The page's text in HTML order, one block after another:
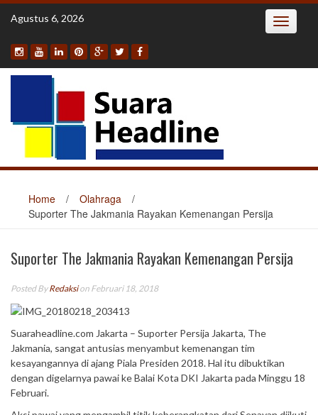
Skip
Agustus 6, 2026 Toggle
Home / Olahraga
/
Suporter The Jakmania Rayakan Kemenangan Persija
Suporter The Jakmania Rayakan Kemenangan Persija
Posted ByRedaksion Februari 18, 2018
Suaraheadline.com Jakarta – Suporter Persija Jakarta, The
Jakmania, sangat antusias menyambut kemenangan tim
kesayangannya di ajang Piala Presiden 2018. Hal itu dibuktikan
dengan digelarnya pawai ke Balai Kota DKI Jakarta pada Minggu 18
Februari.